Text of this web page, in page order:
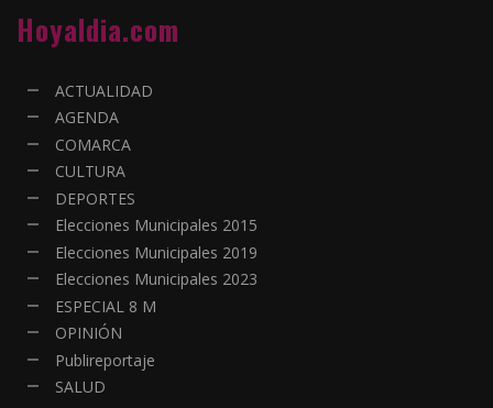
Hoyaldia.com
ACTUALIDAD
AGENDA
COMARCA
CULTURA
DEPORTES
Elecciones Municipales 2015
Elecciones Municipales 2019
Elecciones Municipales 2023
ESPECIAL 8 M
OPINIÓN
Publireportaje
SALUD